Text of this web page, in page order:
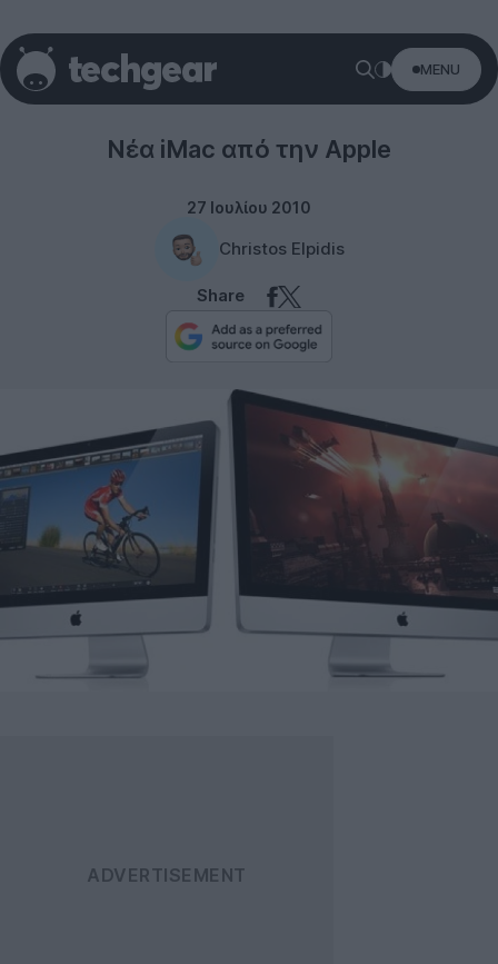
MENU
Νέα iMac από την Apple
27 Ιουλίου 2010
Christos Elpidis
Share